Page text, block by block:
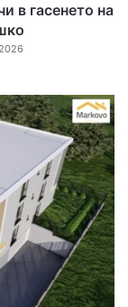
в гасенето на